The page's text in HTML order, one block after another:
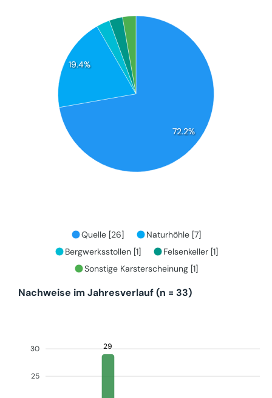
72.2%
19.4%
Quelle [26]
Naturhöhle [7]
Bergwerksstollen [1]
Felsenkeller [1]
Sonstige Karsterscheinung [1]
Nachweise im Jahresverlauf (n = 33)
30
25
29